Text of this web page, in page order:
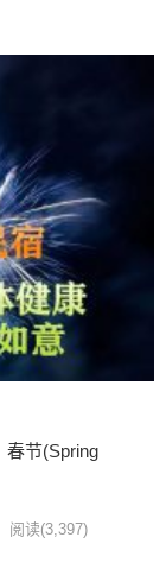
节(Spring
阅读(3,397)